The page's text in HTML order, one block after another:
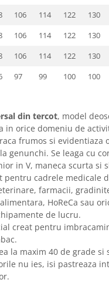
106 114 122 130
106 114 122 130
106 114 122 130
97 99 100 100
din tercot, model
in orice domeniu de
frumos si evidentiaza
genunchi. Se leaga cu
in V, maneca scurta si
pentru cadrele medicale
farmacii,
HoReCa sau
de lucru.
creat pentru
la maxim 40 de grade
nu ies, isi pastreaza